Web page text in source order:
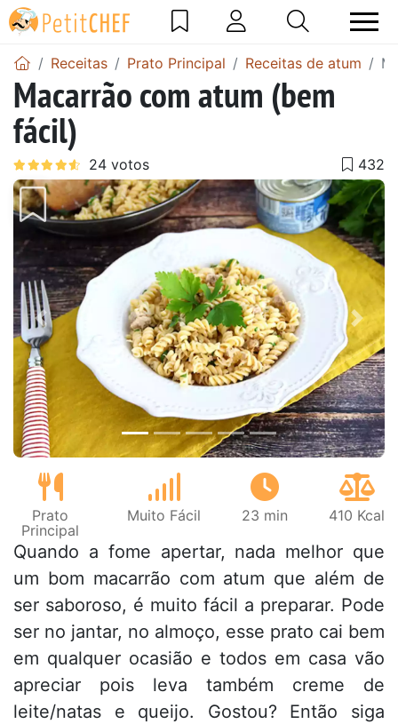
Receitas Prato Principal Receitas de atum
Macarrão com atum (bem
fácil)
Anterior Next
Prato
Principal
Muito Fácil 23 min 410 Kcal
Quando a fome apertar, nada melhor que
um bom macarrão com atum que além de
ser saboroso, é muito fácil a preparar. Pode
ser no jantar, no almoço, esse prato cai bem
em qualquer ocasião e todos em casa vão
apreciar pois leva também creme de
leite/natas e queijo. Gostou? Então siga